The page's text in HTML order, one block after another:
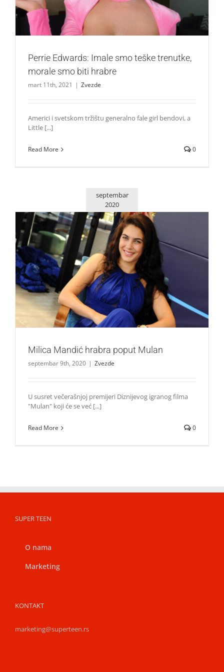
Perrie Edwards: Imale smo teške trenutke,
morale smo biti hrabre
mart 11th, 2021 | Zvezde
Americi i svetskom tržištu generalno fale girl bendovi, a
Little [...]
Read More 0
septembar
2020
Milica Mandić hrabra poput Mulan
Zvezde
Milica Mandić hrabra poput Mulan
septembar 9th, 2020 | Zvezde
U susret večerašnjoj premijeri Diznijevog igranog filma
"Mulan" koji će se već [...]
Read More 0
SUPER TEEN
O nama
Marketing
KONTAKT
marketing@superteen.rs